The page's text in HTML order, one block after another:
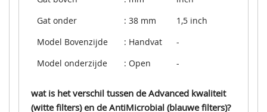
Gat onder
: 38 mm
1,5 inch
Model Bovenzijde
: Handvat
-
Model onderzijde
: Open -
wat is het verschil tussen de Advanced kwaliteit
(witte filters) en de AntiMicrobial (blauwe filters)?